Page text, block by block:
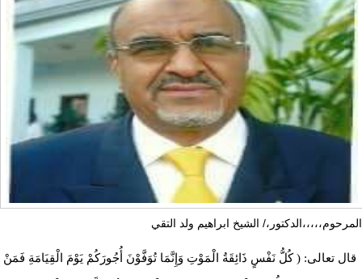
المرحوم،،،،،الدكتور،/ الشيخ ابراهيم ولد التقي
قال تعالى: ( كُلُّ نَفْسٍ ذَائِقَةُ الْمَوْتِ وَإِنَّمَا تُوَفَّوْنَ أُجُورَكُمْ يَوْمَ الْقِيَامَةِ فَمَنْ